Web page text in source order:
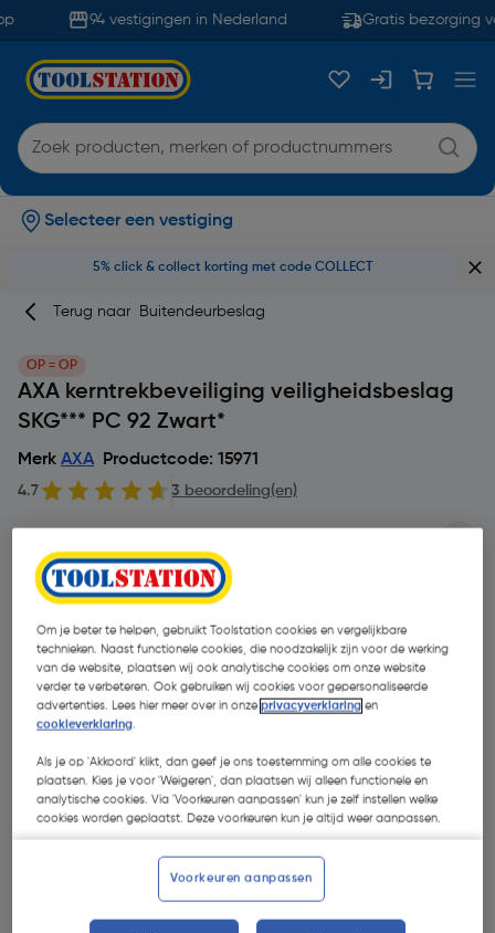
94 vestigingen in Nederland Gratis bezorging
Selecteer een vestiging
5% click & collect korting met code COLLECT
Terug naar Buitendeurbeslag
OP = OP
AXA kerntrekbeveiliging veiligheidsbeslag
SKG*** PC 92 Zwart*
Merk AXA Productcode: 15971
4.7 3 beoordeling(en)
| Excl. btw € 48,32
Om je beter te helpen, gebruikt Toolstation cookies en vergelijkbare
technieken. Naast functionele cookies, die noodzakelijk zijn voor de werking
van de website, plaatsen wij ook analytische cookies om onze website
verder te verbeteren. Ook gebruiken wij cookies voor gepersonaliseerde
advertenties. Lees hier meer over in onzeprivacyverklaring en
cookieverklaring.
Als je op 'Akkoord' klikt, dan geef je ons toestemming om alle cookies te
plaatsen. Kies je voor 'Weigeren', dan plaatsen wij alleen functionele en
analytische cookies. Via 'Voorkeuren aanpassen' kun je zelf instellen welke
cookies worden geplaatst. Deze voorkeuren kun je altijd weer aanpassen.
Voorkeuren aanpassen